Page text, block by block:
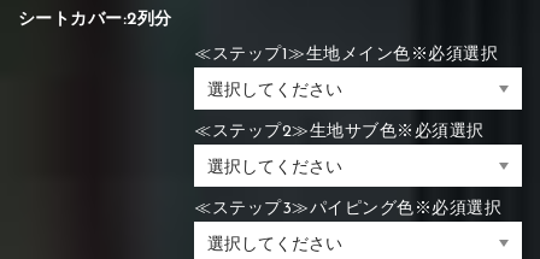
シートカバー:2列分
≪ステップ1≫生地メイン色※必須選択
≪ステップ2≫生地サブ色※必須選択
≪ステップ3≫パイピング色※必須選択